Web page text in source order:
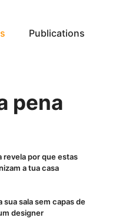
Publications
pena
revela por que estas
a tua casa
sua sala sem capas de
designer